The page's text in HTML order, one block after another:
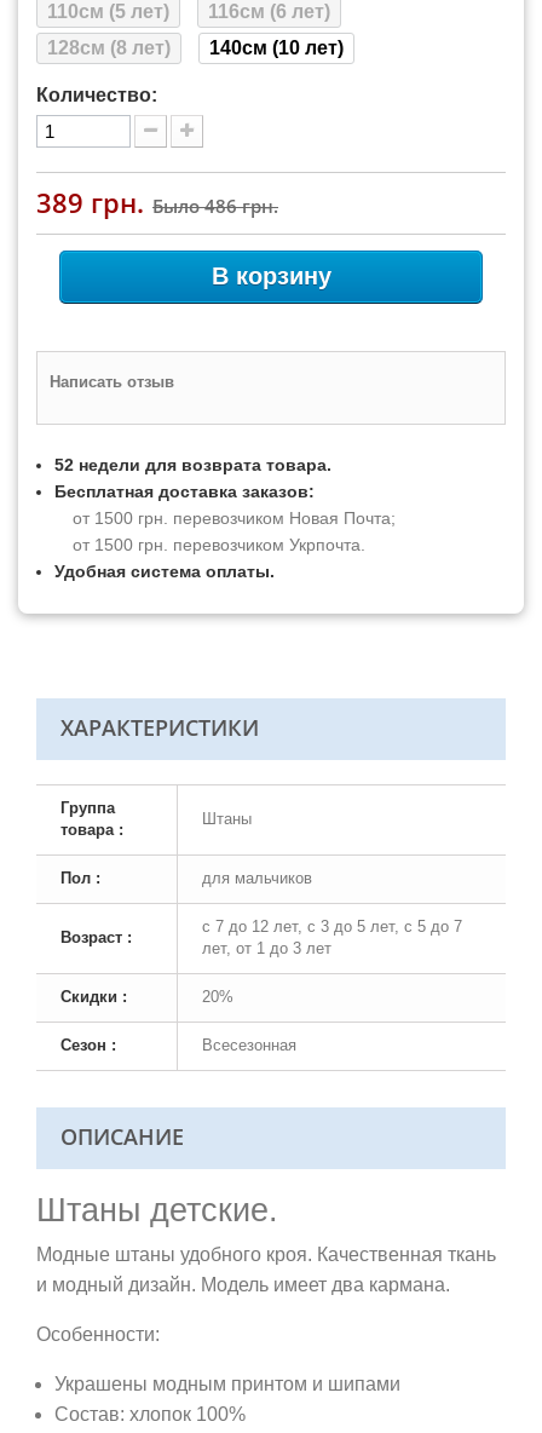
110см (5 лет)
116см (6 лет)
128см (8 лет)
140см (10 лет)
Количество:
389 грн. Было486 грн.
В корзину
Написать отзыв
52 недели для возврата товара.
Бесплатная доставка заказов:
от 1500 грн. перевозчиком Новая Почта;
от 1500 грн. перевозчиком Укрпочта.
Удобная система оплаты.
ХАРАКТЕРИСТИКИ
Группа
товара :
Штаны
Пол : для мальчиков
Возраст :
с 7 до 12 лет, с 3 до 5 лет, с 5 до 7
лет, от 1 до 3 лет
Скидки : 20%
Сезон : Всесезонная
ОПИСАНИЕ
Штаны детские.
Модные штаны удобного кроя. Качественная ткань
и модный дизайн. Модель имеет два кармана.
Особенности:
Украшены модным принтом и шипами
Состав: хлопок 100%